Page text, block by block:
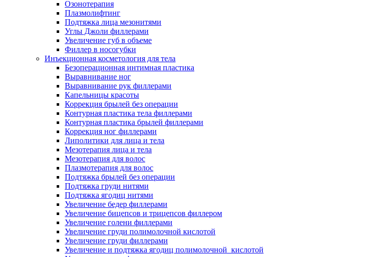
Озонотерапия
Плазмолифтинг
Подтяжка лица мезонитями
Углы Джоли филлерами
Увеличение губ в объеме
Филлер в носогубки
Инъекционная косметология для тела
Безоперационная интимная пластика
Выравнивание ног
Выравнивание рук филлерами
Капельницы красоты
Коррекция брылей без операции
Контурная пластика тела филлерами
Контурная пластика брылей филлерами
Коррекция ног филлерами
Липолитики для лица и тела
Мезотерапия лица и тела
Мезотерапия для волос
Плазмотерапия для волос
Подтяжка брылей без операции
Подтяжка груди нитями
Подтяжка ягодиц нитями
Увеличение бедер филлерами
Увеличение бицепсов и трицепсов филлером
Увеличение голени филлерами
Увеличение груди полимолочной кислотой
Увеличение груди филлерами
Увеличение и подтяжка ягодиц полимолочной кислотой